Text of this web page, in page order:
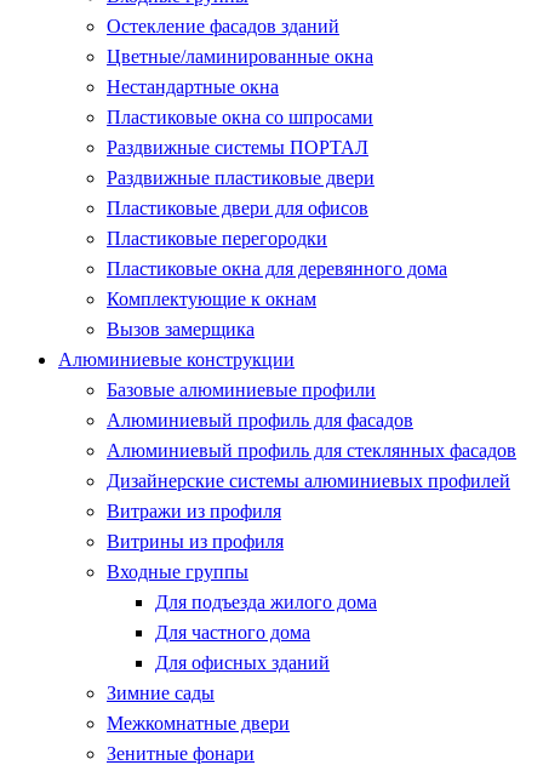
Остекление фасадов зданий
Цветные/ламинированные окна
Нестандартные окна
Пластиковые окна со шпросами
Раздвижные системы ПОРТАЛ
Раздвижные пластиковые двери
Пластиковые двери для офисов
Пластиковые перегородки
Пластиковые окна для деревянного дома
Комплектующие к окнам
Вызов замерщика
Алюминиевые конструкции
Базовые алюминиевые профили
Алюминиевый профиль для фасадов
Алюминиевый профиль для стеклянных фасадов
Дизайнерские системы алюминиевых профилей
Витражи из профиля
Витрины из профиля
Входные группы
Для подъезда жилого дома
Для частного дома
Для офисных зданий
Зимние сады
Межкомнатные двери
Зенитные фонари